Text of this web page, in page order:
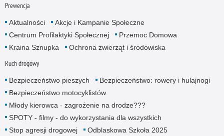
Prewencja
Aktualności
Akcje i Kampanie Społeczne
Centrum Profilaktyki Społecznej
Przemoc Domowa
Kraina Sznupka
Ochrona zwierząt i środowiska
Ruch drogowy
Bezpieczeństwo pieszych
Bezpieczeństwo: rowery i hulajnogi
Bezpieczeństwo motocyklistów
Młody kierowca - zagrożenie na drodze???
SPOTY - filmy - do wykorzystania dla wszystkich
Stop agresji drogowej
Odblaskowa Szkoła 2025